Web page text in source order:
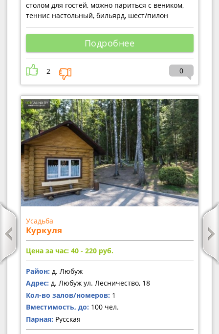
столом для гостей, можно париться с веником,
теннис настольный, бильярд, шест/пилон
Подробнее
2 0
Усадьба
Куркуля
Цена за час: 40 - 220 руб.
Район: д. Любуж
Адрес: д. Любуж ул. Лесничество, 18
Кол-во залов/номеров: 1
Вместимость, до: 100 чел.
Парная: Русская